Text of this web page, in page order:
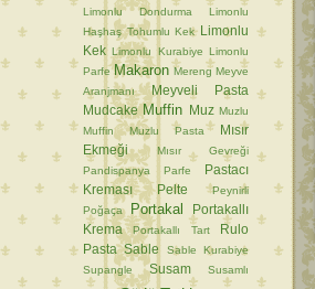
Limonlu Dondurma
Limonlu
Haşhaş Tohumlu Kek
Limonlu
Kek Limonlu Kurabiye Limonlu
Parfe Makaron Mereng Meyve
Aranjmanı
Meyveli Pasta
Mudcake Muffin Muz Muzlu
Muffin
Muzlu Pasta
Mısır
Ekmeği
Mısır Gevreği
Pandispanya
Parfe
Pastacı
Kreması
Pelte
Peynirli
Poğaça
Portakal
Portakallı
Krema
Portakallı Tart
Rulo
Pasta Sable
Sable Kurabiye
Supangle
Susam Susamlı